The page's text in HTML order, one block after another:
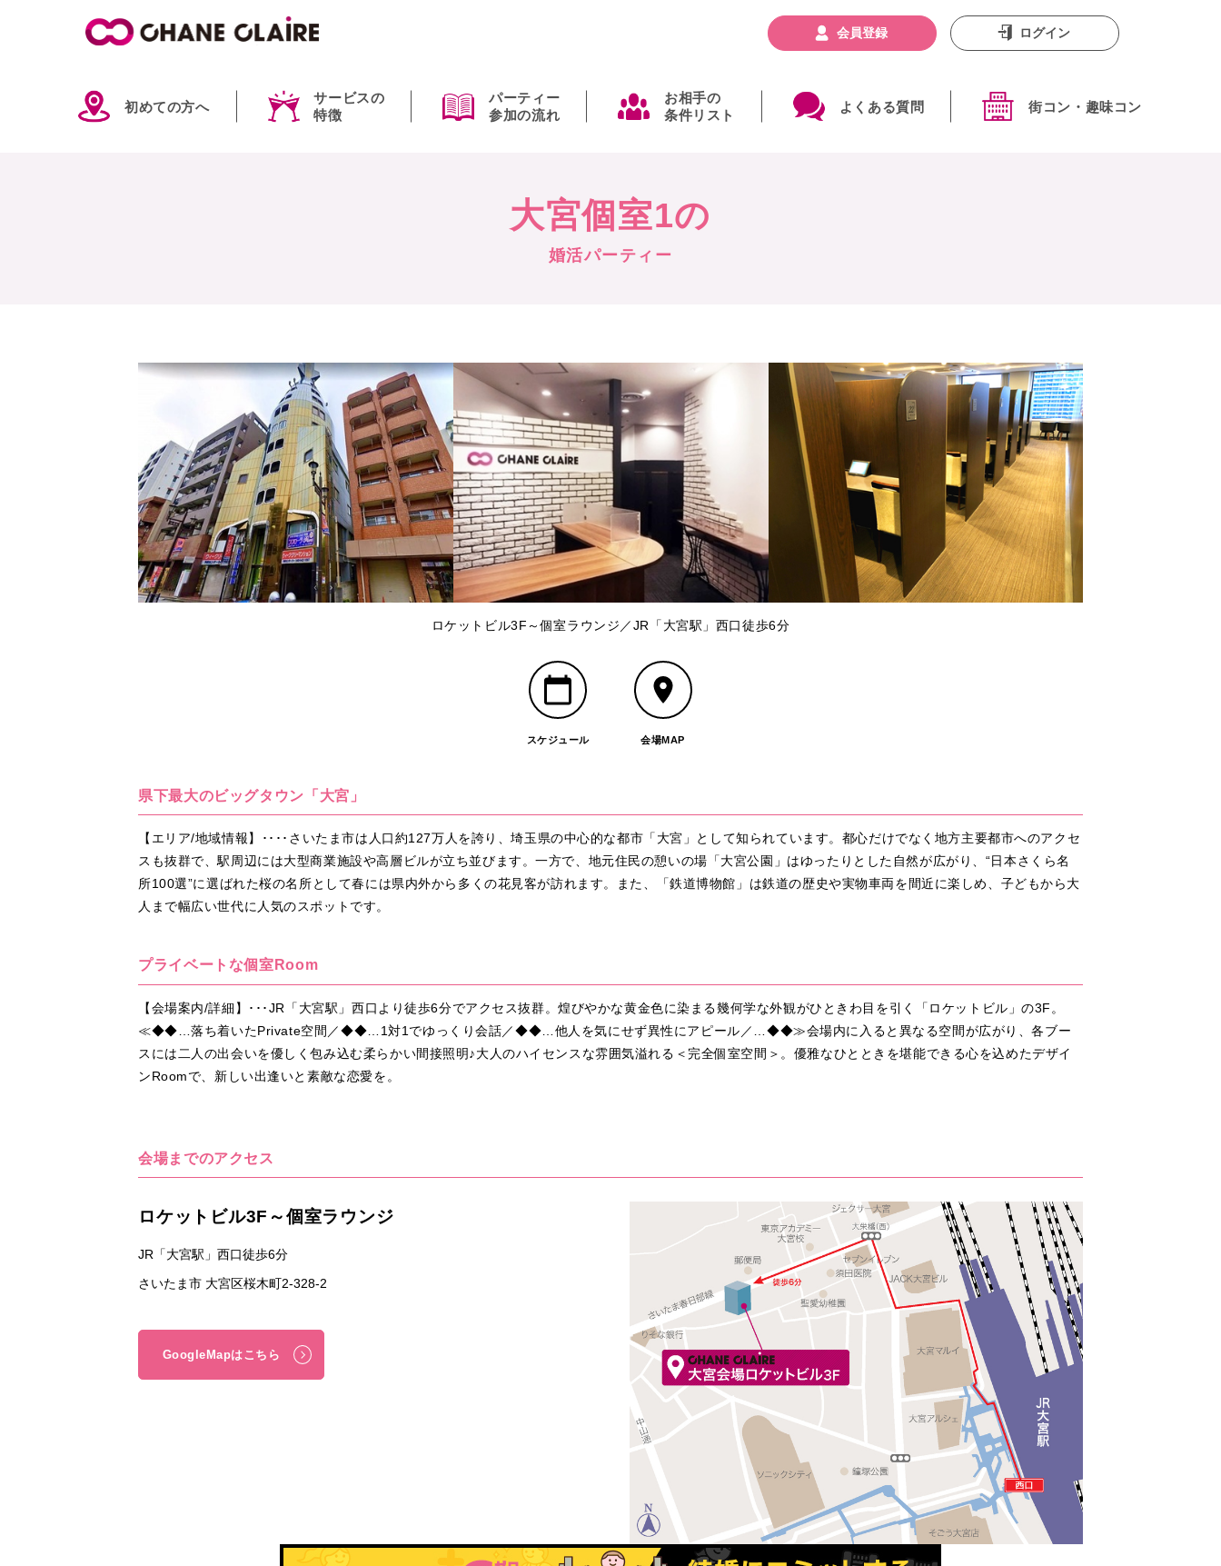
初めての方へ
サービスの
特徴
パーティー
参加の流れ
お相手の
条件リスト
よくある質問 街コン・趣味コン
会員登録 ログイン
大宮個室1の
婚活パーティー
ロケットビル3F～個室ラウンジ／JR「大宮駅」西口徒歩6分
スケジュール 会場MAP
県下最大のビッグタウン「大宮」
【エリア/地域情報】････さいたま市は人口約127万人を誇り、埼玉県の中心的な都市「大宮」として知られています。都心だけでなく地方主要都市へのアクセ
スも抜群で、駅周辺には大型商業施設や高層ビルが立ち並びます。一方で、地元住民の憩いの場「大宮公園」はゆったりとした自然が広がり、“日本さくら名
所100選”に選ばれた桜の名所として春には県内外から多くの花見客が訪れます。また、「鉄道博物館」は鉄道の歴史や実物車両を間近に楽しめ、子どもから大
人まで幅広い世代に人気のスポットです。
プライベートな個室Room
【会場案内/詳細】･･･JR「大宮駅」西口より徒歩6分でアクセス抜群。煌びやかな黄金色に染まる幾何学な外観がひときわ目を引く「ロケットビル」の3F。
≪◆◆…落ち着いたPrivate空間／◆◆…1対1でゆっくり会話／◆◆…他人を気にせず異性にアピール／…◆◆≫会場内に入ると異なる空間が広がり、各ブー
スには二人の出会いを優しく包み込む柔らかい間接照明♪大人のハイセンスな雰囲気溢れる＜完全個室空間＞。優雅なひとときを堪能できる心を込めたデザイ
ンRoomで、新しい出逢いと素敵な恋愛を。
会場までのアクセス
ロケットビル3F～個室ラウンジ
JR「大宮駅」西口徒歩6分
さいたま市 大宮区桜木町2-328-2
GoogleMapはこちら